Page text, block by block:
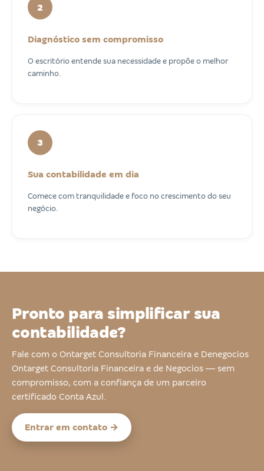
2
Diagnóstico sem compromisso
O escritório entende sua necessidade e propõe o melhor
caminho.
3
Sua contabilidade em dia
Comece com tranquilidade e foco no crescimento do seu
negócio.
Pronto para simplificar sua
contabilidade?
Fale com o Ontarget Consultoria Financeira e Denegocios
Ontarget Consultoria Financeira e de Negocios — sem
compromisso, com a confiança de um parceiro
certificado Conta Azul.
Entrar em contato →